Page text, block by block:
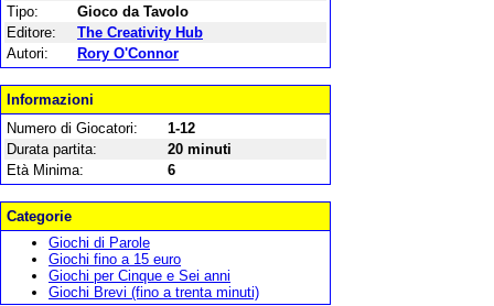
Tipo:
Gioco da Tavolo
Editore:
The Creativity Hub
Autori:
Rory O'Connor
Informazioni
Numero di Giocatori:
1-12
Durata partita:
20 minuti
Età Minima:
6
Categorie
Giochi di Parole
Giochi fino a 15 euro
Giochi per Cinque e Sei anni
Giochi Brevi (fino a trenta minuti)